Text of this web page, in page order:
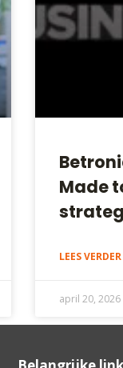
Made
LEES
april 20, 2026